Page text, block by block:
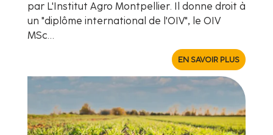
par L'Institut Agro Montpellier. Il donne droit à
un "diplôme international de l'OIV", le OIV
MSc…
EN SAVOIR PLUS